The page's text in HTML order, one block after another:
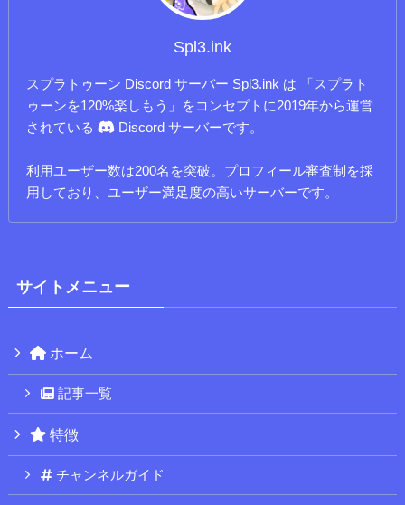
Spl3.ink
スプラトゥーン Discord サーバー Spl3.ink は 「スプラト
ゥーンを120%楽しもう」をコンセプトに2019年から運営
されている
Discord サーバーです。
利用ユーザー数は200名を突破。プロフィール審査制を採
用しており、ユーザー満足度の高いサーバーです。
サイトメニュー
ホーム
記事一覧
特徴
チャンネルガイド